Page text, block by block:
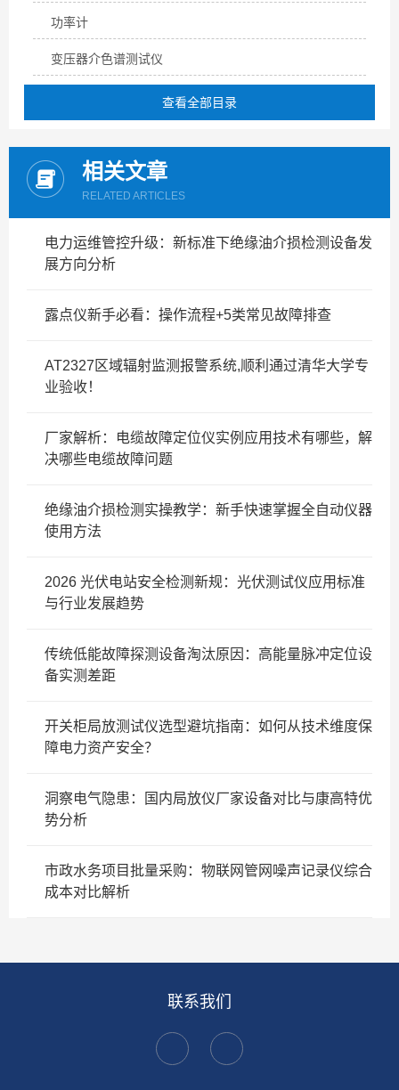
功率计
变压器介色谱测试仪
查看全部目录
相关文章
RELATED ARTICLES
电力运维管控升级：新标准下绝缘油介损检测设备发
展方向分析
露点仪新手必看：操作流程+5类常见故障排查
AT2327区域辐射监测报警系统,顺利通过清华大学专
业验收！
厂家解析：电缆故障定位仪实例应用技术有哪些，解
决哪些电缆故障问题
绝缘油介损检测实操教学：新手快速掌握全自动仪器
使用方法
2026 光伏电站安全检测新规：光伏测试仪应用标准
与行业发展趋势
传统低能故障探测设备淘汰原因：高能量脉冲定位设
备实测差距
开关柜局放测试仪选型避坑指南：如何从技术维度保
障电力资产安全？
洞察电气隐患：国内局放仪厂家设备对比与康高特优
势分析
市政水务项目批量采购：物联网管网噪声记录仪综合
成本对比解析
联系我们